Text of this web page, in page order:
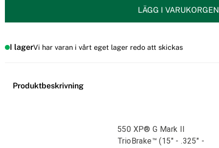
LÄGG I VARUKORGEN
I lagerVi har varan i vårt eget lager redo att skickas
Produktbeskrivning
550 XP® G Mark II
TrioBrake™ (15" - .325" -